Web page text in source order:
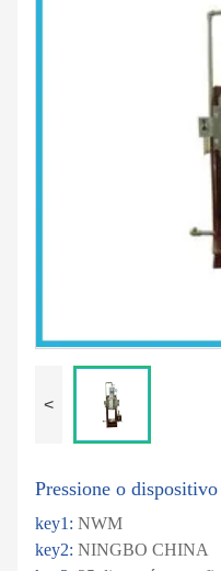
<
Pressione o
key1: NWM
key2: NINGBO CHINA